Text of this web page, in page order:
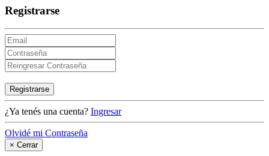
Registrarse
Registrarse
¿Ya tenés una cuenta? Ingresar
Olvidé mi Contraseña
× Cerrar